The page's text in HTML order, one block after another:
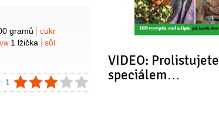
gramů
cukr
1 lžička sůl
1
VIDEO:
speciálem…